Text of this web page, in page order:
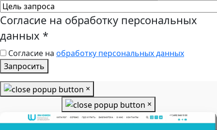
Согласие на обработку персональных
данных *
Согласие на обработку персональных данных
Запросить
×
×